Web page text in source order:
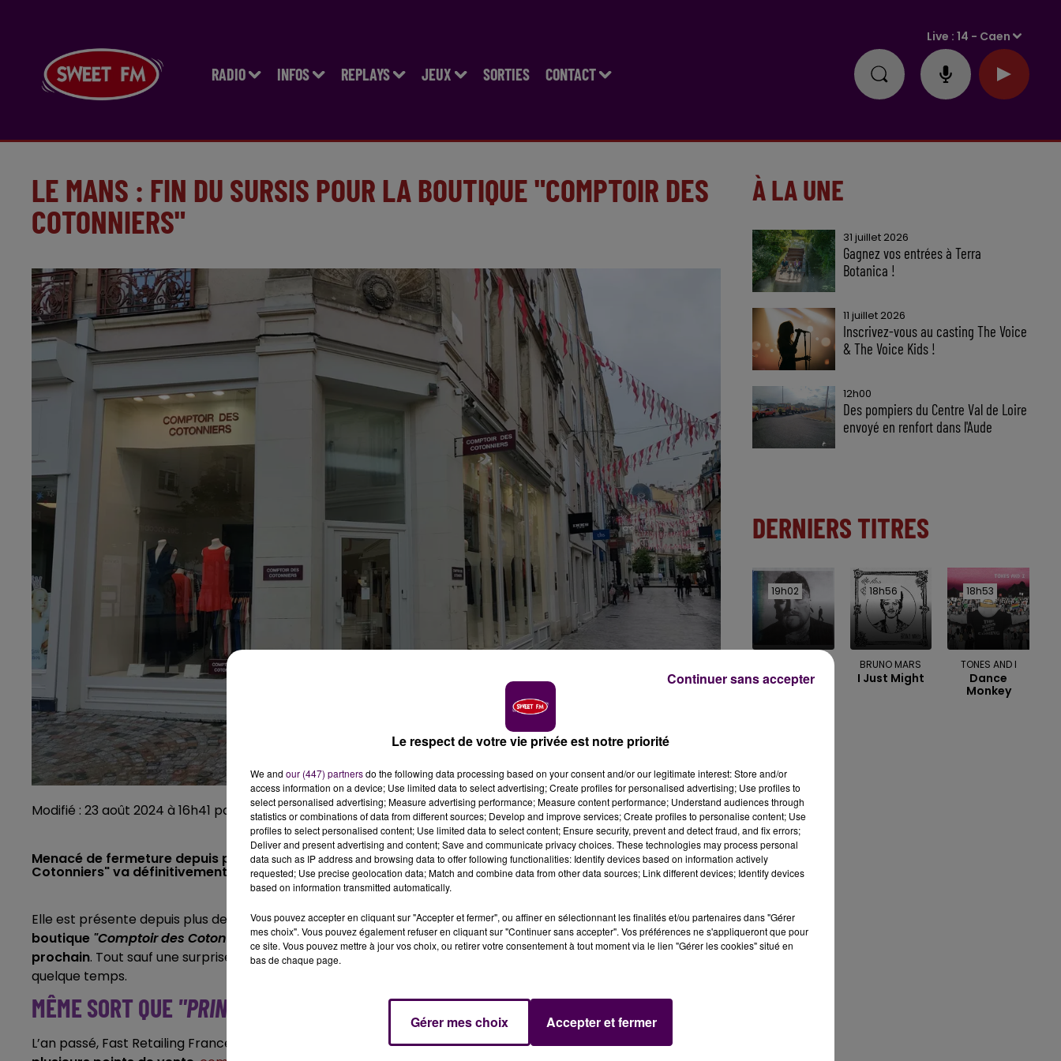
RADIO INFOS REPLAYS JEUX SORTIES CONTACT
Live :14 - Caen
LE MANS : FIN DU SURSIS POUR LA BOUTIQUE "COMPTOIR DES
COTONNIERS"
Modifié : 23 août 2024 à 16h41 par Corentin Allain / crédit photo : Sweet FM
Menacé de fermeture depuis plus d’un an, le magasin de prêt-à-porter féminin "Comptoir des
Cotonniers" va définitivement fermer ses portes le mois prochain en centre-ville du Mans.
Elle est présente depuis plus de vingt ans dans le quartier de la Sirène, en hyper centre-ville du Mans :la
boutique "Comptoir des Cotonniers"va définitivement fermer ses portes, rue Marchande, le 7 septembre
prochain. Tout sauf une surprise pour les trois employés qui travaillent dans le commerce menacé depuis
quelque temps.
MÊME SORT QUE "PRINCESSE TAM TAM"
L’an passé, Fast Retailing France, propriétaire de l’enseigne,annonçait un plan social et la fermeture de
À LA UNE
31 juillet 2026
Gagnez vos entrées à Terra
Botanica !
11 juillet 2026
Inscrivez-vous au casting The Voice
& The Voice Kids !
12h00
Des pompiers du Centre Val de Loire
envoyé en renfort dans l'Aude
DERNIERS TITRES
19h02
19h02
Mr Know It All
18h56
18h56
BRUNO MARS
I Just Might
18h53
18h53
TONES AND I
Dance
Monkey
Le respect de votre vie privée est notre priorité
We and our (447) partnersdo the following data processing based on your consent and/or our legitimate interest: Store and/or
access information on a device; Use limited data to select advertising; Create profiles for personalised advertising; Use profiles to
select personalised advertising; Measure advertising performance; Measure content performance; Understand audiences through
statistics or combinations of data from different sources; Develop and improve services; Create profiles to personalise content; Use
profiles to select personalised content; Use limited data to select content; Ensure security, prevent and detect fraud, and fix errors;
Deliver and present advertising and content; Save and communicate privacy choices. These technologies may process personal
data such as IP address and browsing data to offer following functionalities: Identify devices based on information actively
requested; Use precise geolocation data; Match and combine data from other data sources; Link different devices; Identify devices
based on information transmitted automatically.
Vous pouvez accepter en cliquant sur "Accepter et fermer", ou affiner en sélectionnant les finalités et/ou partenaires dans "Gérer
mes choix". Vous pouvez également refuser en cliquant sur "Continuer sans accepter". Vos préférences ne s'appliqueront que pour
ce site. Vous pouvez mettre à jour vos choix, ou retirer votre consentement à tout moment via le lien "Gérer les cookies" situé en
bas de chaque page.
Gérer mes choix Accepter et fermer
Continuer sans accepter